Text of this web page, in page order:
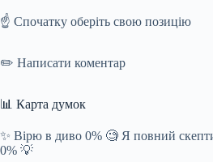
☝️ Спочатку оберіть свою позицію
✏️ Написати коментар
📊 Карта думок
✨ Вірю в диво 0% 🧐 Я повний
0% 💡